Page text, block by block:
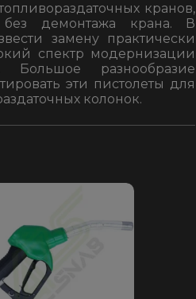
кранов,
демонтажа крана. В
замену практически
спектр модернизации
Большое разнообразие
эти пистолеты для
колонок.